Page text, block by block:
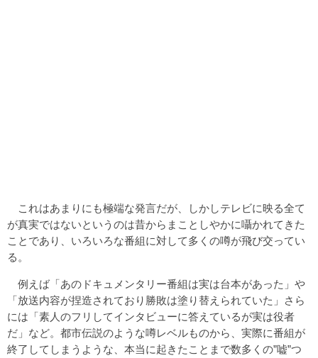
これはあまりにも極端な発言だが、しかしテレビに映る全て
が真実ではないというのは昔からまことしやかに囁かれてきた
ことであり、いろいろな番組に対して多くの噂が飛び交ってい
る。
例えば「あのドキュメンタリー番組は実は台本があった」や
「放送内容が捏造されており勝敗は塗り替えられていた」さら
には「素人のフリしてインタビューに答えているが実は役者
だ」など。都市伝説のような噂レベルものから、実際に番組が
終了してしまうような、本当に起きたことまで数多くの”嘘”つ